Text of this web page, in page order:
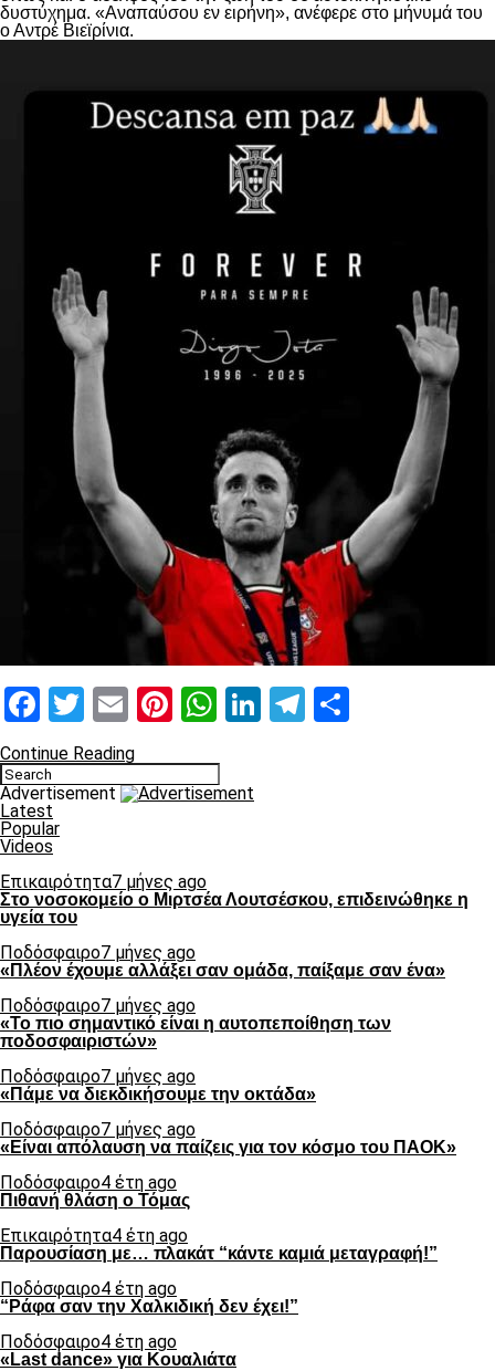
δυστύχημα. «Αναπαύσου εν ειρήνη», ανέφερε στο μήνυμά του
ο Αντρέ Βιεϊρίνια.
Facebook
Twitter
EmailPinterest
WhatsApp
LinkedIn
Telegram
Continue Reading
Advertisement
Latest
Popular
Videos
Επικαιρότητα7 μήνες ago
Στο νοσοκομείο ο Μιρτσέα Λουτσέσκου, επιδεινώθηκε η
υγεία του
Ποδόσφαιρο7 μήνες ago
«Πλέον έχουμε αλλάξει σαν ομάδα, παίξαμε σαν ένα»
Ποδόσφαιρο7 μήνες ago
«Το πιο σημαντικό είναι η αυτοπεποίθηση των
ποδοσφαιριστών»
Ποδόσφαιρο7 μήνες ago
«Πάμε να διεκδικήσουμε την οκτάδα»
Ποδόσφαιρο7 μήνες ago
«Είναι απόλαυση να παίζεις για τον κόσμο του ΠΑΟΚ»
Ποδόσφαιρο4 έτη ago
Πιθανή θλάση ο Τόμας
Επικαιρότητα4 έτη ago
Παρουσίαση με… πλακάτ “κάντε καμιά μεταγραφή!”
Ποδόσφαιρο4 έτη ago
“Ράφα σαν την Χαλκιδική δεν έχει!”
Ποδόσφαιρο4 έτη ago
«Last dance» για Κουαλιάτα